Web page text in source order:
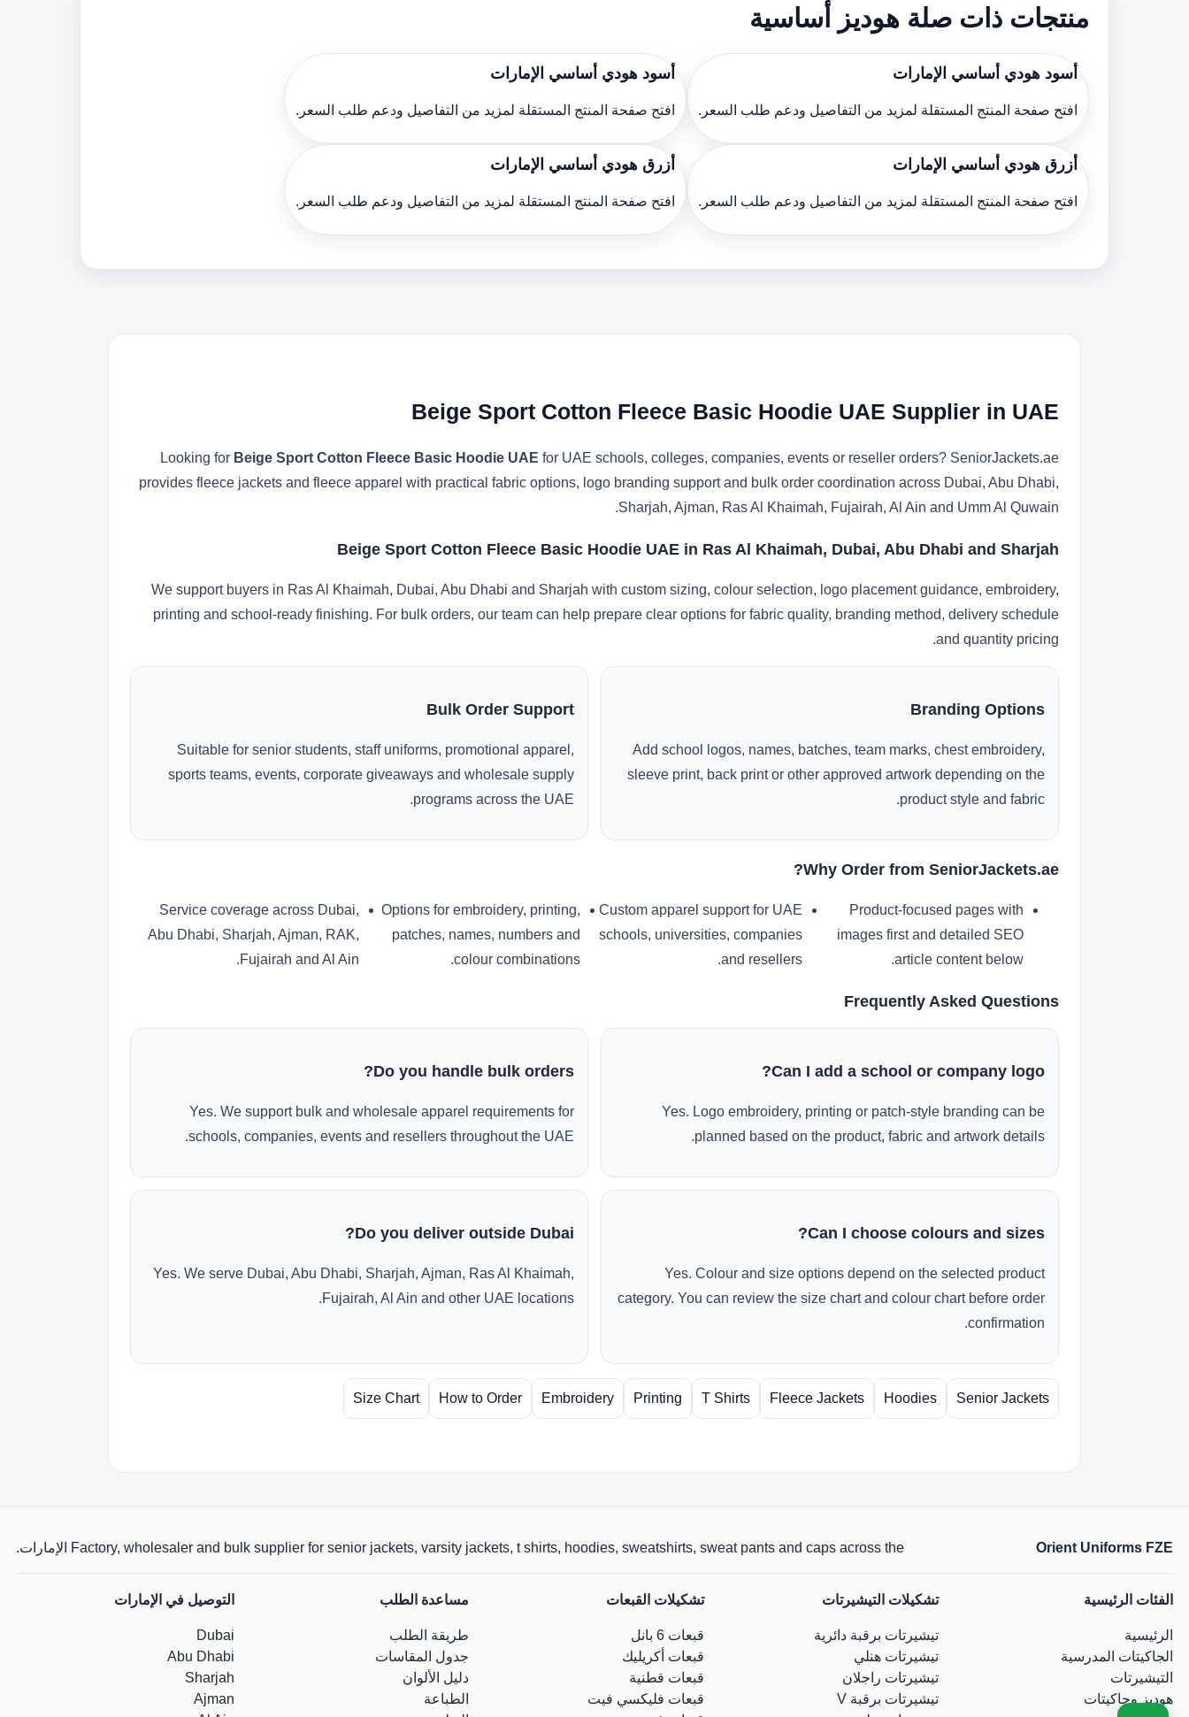
منتجات ذات صلة هوديز أساسية
أسود هودي أساسي الإمارات
افتح صفحة المنتج المستقلة لمزيد من التفاصيل ودعم طلب السعر.
أسود هودي أساسي الإمارات
افتح صفحة المنتج المستقلة لمزيد من التفاصيل ودعم طلب السعر.
أزرق هودي أساسي الإمارات
افتح صفحة المنتج المستقلة لمزيد من التفاصيل ودعم طلب السعر.
أزرق هودي أساسي الإمارات
افتح صفحة المنتج المستقلة لمزيد من التفاصيل ودعم طلب السعر.
Beige Sport Cotton Fleece Basic Hoodie UAE Supplier in UAE
Looking for Beige Sport Cotton Fleece Basic Hoodie UAE for UAE schools, colleges, companies, events or reseller orders? SeniorJackets.ae
provides fleece jackets and fleece apparel with practical fabric options, logo branding support and bulk order coordination across Dubai, Abu Dhabi,
Sharjah, Ajman, Ras Al Khaimah, Fujairah, Al Ain and Umm Al Quwain.
Beige Sport Cotton Fleece Basic Hoodie UAE in Ras Al Khaimah, Dubai, Abu Dhabi and Sharjah
We support buyers in Ras Al Khaimah, Dubai, Abu Dhabi and Sharjah with custom sizing, colour selection, logo placement guidance, embroidery,
printing and school-ready finishing. For bulk orders, our team can help prepare clear options for fabric quality, branding method, delivery schedule
and quantity pricing.
Branding Options
Add school logos, names, batches, team marks, chest embroidery,
sleeve print, back print or other approved artwork depending on the
product style and fabric.
Bulk Order Support
Suitable for senior students, staff uniforms, promotional apparel,
sports teams, events, corporate giveaways and wholesale supply
programs across the UAE.
Why Order from SeniorJackets.ae?
Product-focused pages with
images first and detailed SEO
article content below.
Custom apparel support for UAE
schools, universities, companies
and resellers.
Options for embroidery, printing,
patches, names, numbers and
colour combinations.
Service coverage across Dubai,
Abu Dhabi, Sharjah, Ajman, RAK,
Fujairah and Al Ain.
Frequently Asked Questions
Can I add a school or company logo?
Yes. Logo embroidery, printing or patch-style branding can be
planned based on the product, fabric and artwork details.
Do you handle bulk orders?
Yes. We support bulk and wholesale apparel requirements for
schools, companies, events and resellers throughout the UAE.
Can I choose colours and sizes?
Yes. Colour and size options depend on the selected product
category. You can review the size chart and colour chart before order
confirmation.
Do you deliver outside Dubai?
Yes. We serve Dubai, Abu Dhabi, Sharjah, Ajman, Ras Al Khaimah,
Fujairah, Al Ain and other UAE locations.
Senior Jackets
Hoodies
Fleece Jackets
T Shirts
Printing
Embroidery
How to Order
Size Chart
Orient Uniforms FZE Factory, wholesaler and bulk supplier for senior jackets, varsity jackets, t shirts, hoodies, sweatshirts, sweat pants and caps across the الإمارات.
الفئات الرئيسية
الرئيسية
الجاكيتات المدرسية
التيشيرتات
هوديز وجاكيتات
تشكيلات التيشيرتات
تيشيرتات برقبة دائرية
تيشيرتات هنلي
تيشيرتات راجلان
تيشيرتات برقبة V
تشكيلات القبعات
قبعات 6 بانل
قبعات أكريليك
قبعات قطنية
قبعات فليكسي فيت
مساعدة الطلب
طريقة الطلب
جدول المقاسات
دليل الألوان
الطباعة
التوصيل في الإمارات
Dubai
Abu Dhabi
Sharjah
Ajman